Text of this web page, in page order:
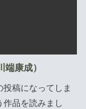
康成）
稿になってしま
作品を読みまし